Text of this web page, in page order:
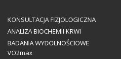
KONSULTACJA FIZJOLOGICZNA
ANALIZA BIOCHEMII KRWI
BADANIA WYDOLNOŚCIOWE
VO2max